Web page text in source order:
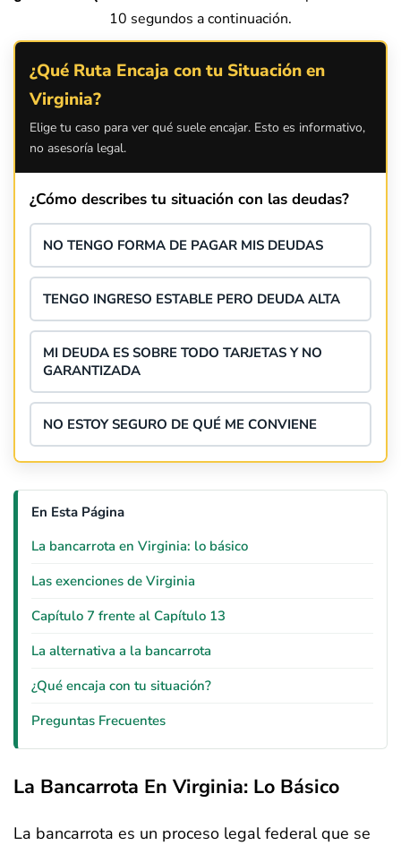
10 segundos a continuación.
¿Qué Ruta Encaja con tu Situación en
Virginia?
Elige tu caso para ver qué suele encajar. Esto es informativo,
no asesoría legal.
¿Cómo describes tu situación con las deudas?
NO TENGO FORMA DE PAGAR MIS DEUDAS
TENGO INGRESO ESTABLE PERO DEUDA ALTA
MI DEUDA ES SOBRE TODO TARJETAS Y NO
GARANTIZADA
NO ESTOY SEGURO DE QUÉ ME CONVIENE
En Esta Página
La bancarrota en Virginia: lo básico
Las exenciones de Virginia
Capítulo 7 frente al Capítulo 13
La alternativa a la bancarrota
¿Qué encaja con tu situación?
Preguntas Frecuentes
La Bancarrota En Virginia: Lo Básico
La bancarrota es un proceso legal federal que se